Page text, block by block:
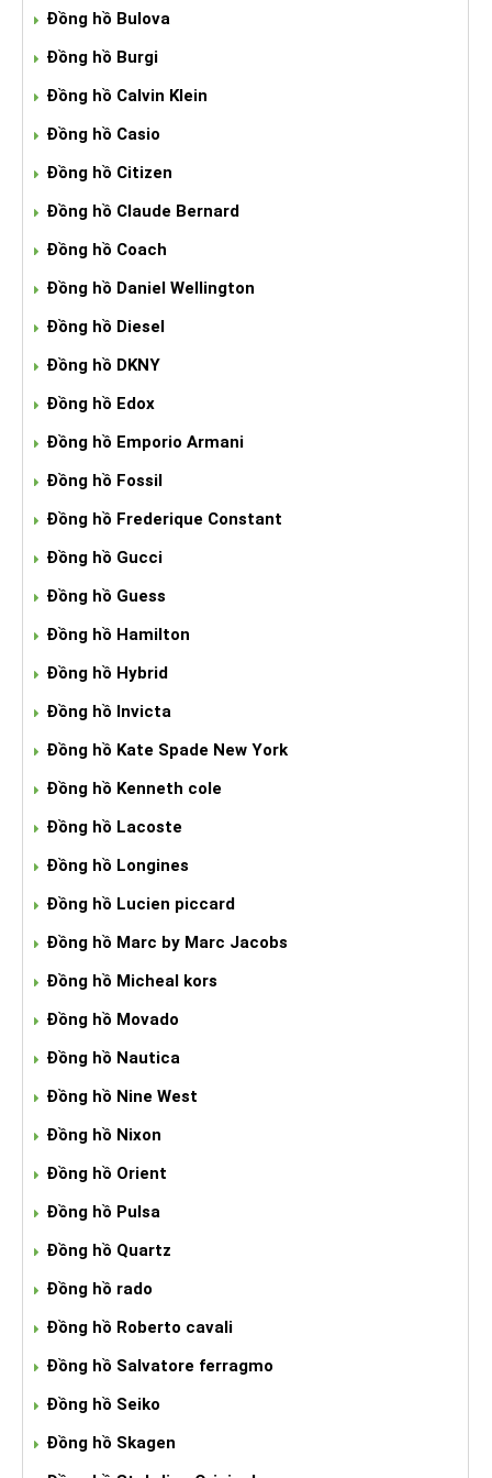
Đồng hồ Bulova
Đồng hồ Burgi
Đồng hồ Calvin Klein
Đồng hồ Casio
Đồng hồ Citizen
Đồng hồ Claude Bernard
Đồng hồ Coach
Đồng hồ Daniel Wellington
Đồng hồ Diesel
Đồng hồ DKNY
Đồng hồ Edox
Đồng hồ Emporio Armani
Đồng hồ Fossil
Đồng hồ Frederique Constant
Đồng hồ Gucci
Đồng hồ Guess
Đồng hồ Hamilton
Đồng hồ Hybrid
Đồng hồ Invicta
Đồng hồ Kate Spade New York
Đồng hồ Kenneth cole
Đồng hồ Lacoste
Đồng hồ Longines
Đồng hồ Lucien piccard
Đồng hồ Marc by Marc Jacobs
Đồng hồ Micheal kors
Đồng hồ Movado
Đồng hồ Nautica
Đồng hồ Nine West
Đồng hồ Nixon
Đồng hồ Orient
Đồng hồ Pulsa
Đồng hồ Quartz
Đồng hồ rado
Đồng hồ Roberto cavali
Đồng hồ Salvatore ferragmo
Đồng hồ Seiko
Đồng hồ Skagen